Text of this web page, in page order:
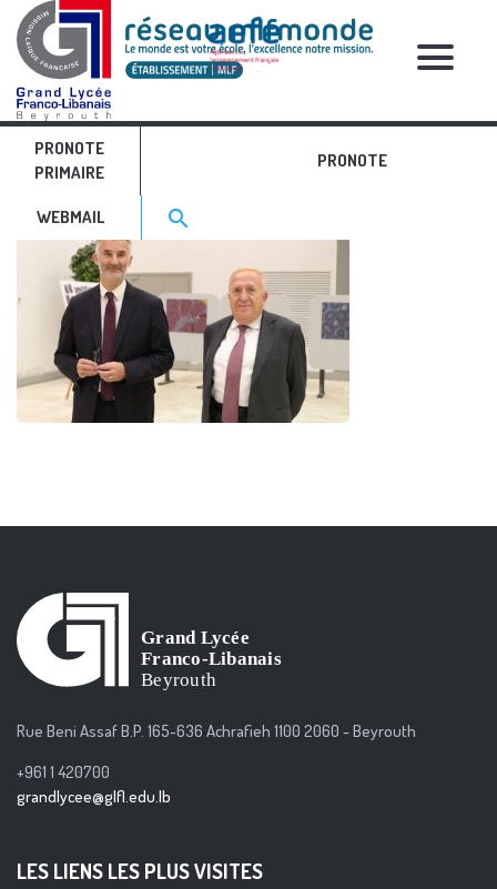
PRONOTE
PRIMAIRE
PRONOTE
WEBMAIL Search for:>
search
RELATIVE POSTS
pic 3
Rue Beni Assaf B.P. 165-636 Achrafieh 1100 2060 - Beyrouth
+961 1 420700
grandlycee@glfl.edu.lb
LES LIENS LES PLUS VISITES